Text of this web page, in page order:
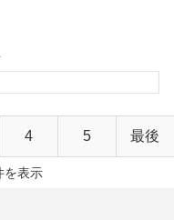
4 5 最後
を表示